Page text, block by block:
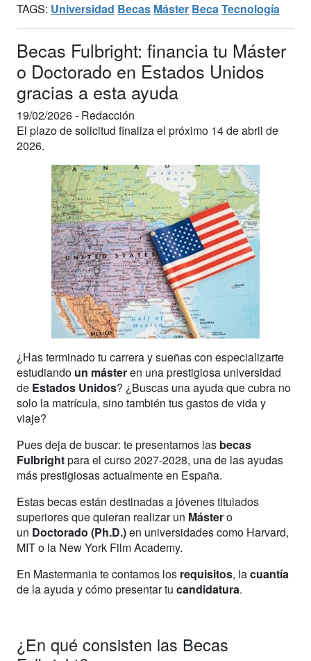
TAGS: Universidad Becas Máster BecaTecnología
Becas Fulbright: financia tu Máster
o Doctorado en Estados Unidos
gracias a esta ayuda
19/02/2026 - Redacción
El plazo de solicitud finaliza el próximo 14 de abril de
2026.
¿Has terminado tu carrera y sueñas con especializarte
estudiando un másteren una prestigiosa universidad
de Estados Unidos? ¿Buscas una ayuda que cubra no
solo la matrícula, sino también tus gastos de vida y
viaje?
Pues deja de buscar: te presentamos las becas
Fulbrightpara el curso 2027-2028, una de las ayudas
más prestigiosas actualmente en España.
Estas becas están destinadas a jóvenes titulados
superiores que quieran realizar un Mástero
un Doctorado (Ph.D.)en universidades como Harvard,
MIT o la New York Film Academy.
En Mastermania te contamos los requisitos, lacuantía
de la ayuda y cómo presentar tu candidatura.
¿En qué consisten las Becas